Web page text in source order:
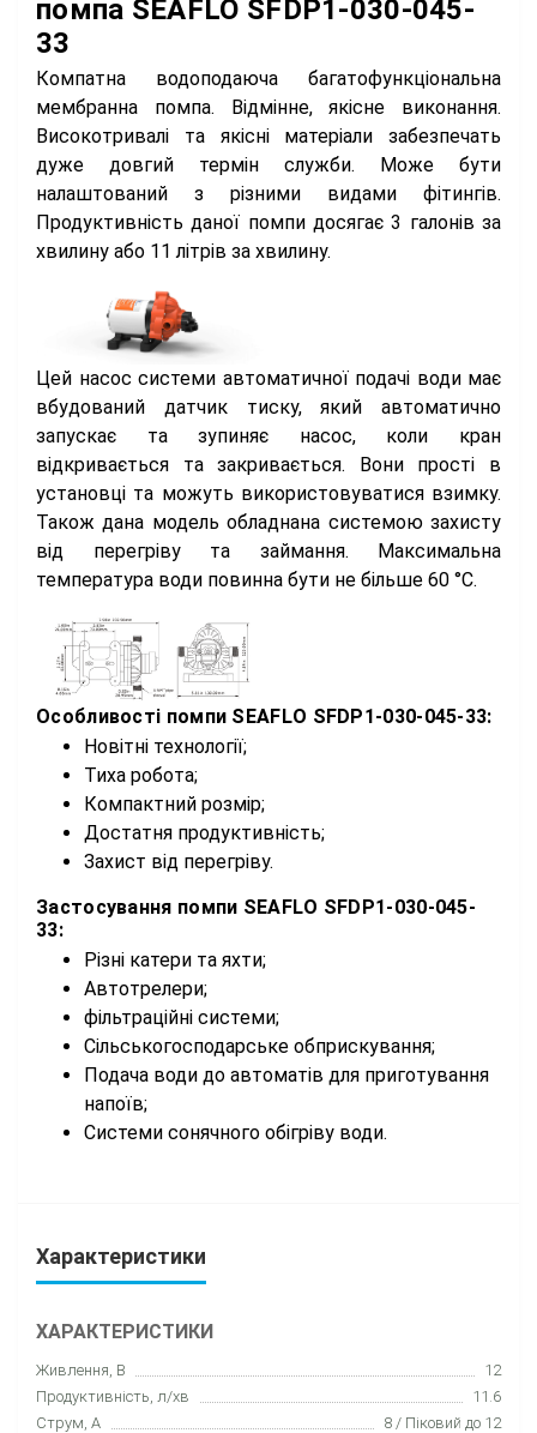
помпа SEAFLO SFDP1-030-045-
33
Компатна водоподаюча багатофункціональна
мембранна помпа. Відмінне, якісне виконання.
Високотривалі та якісні матеріали забезпечать
дуже довгий термін служби. Може бути
налаштований з різними видами фітингів.
Продуктивність даної помпи досягає 3 галонів за
хвилину або 11 літрів за хвилину.
Цей насос системи автоматичної подачі води має
вбудований датчик тиску, який автоматично
запускає та зупиняє насос, коли кран
відкривається та закривається. Вони прості в
установці та можуть використовуватися взимку.
Також дана модель обладнана системою захисту
від перегріву та займання. Максимальна
температура води повинна бути не більше 60 °C.
Особливості помпи SEAFLO SFDP1-030-045-33:
Новітні технології;
Тиха робота;
Компактний розмір;
Достатня продуктивність;
Захист від перегріву.
Застосування помпи SEAFLO SFDP1-030-045-
33:
Різні катери та яхти;
Автотрелери;
фільтраційні системи;
Сільськогосподарське обприскування;
Подача води до автоматів для приготування
напоїв;
Системи сонячного обігріву води.
Характеристики
ХАРАКТЕРИСТИКИ
Живлення, В
12
Продуктивність, л/хв
11.6
Струм, А
8 / Піковий до 12